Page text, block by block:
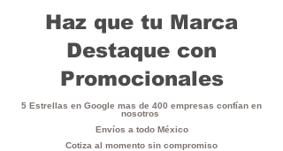
5 Estrellas en Google mas de 400 empresas confían en
nosotros
Envíos a todo México
Cotiza al momento sin compromiso
Haz que tu Marca
Destaque con
Promocionales